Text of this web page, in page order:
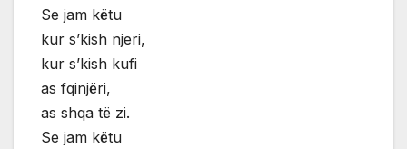
Se jam këtu
kur s’kish njeri,
kur s’kish kufi
as fqinjëri,
as shqa të zi.
Se jam këtu